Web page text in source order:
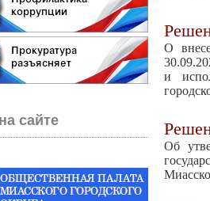
сайте
О
и
Об